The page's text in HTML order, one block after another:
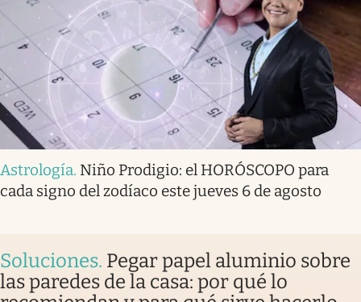
Astrología. Niño Prodigio: el HORÓSCOPO para
cada signo del zodíaco este jueves 6 de agosto
Soluciones. Pegar papel aluminio sobre
las paredes de la casa: por qué lo